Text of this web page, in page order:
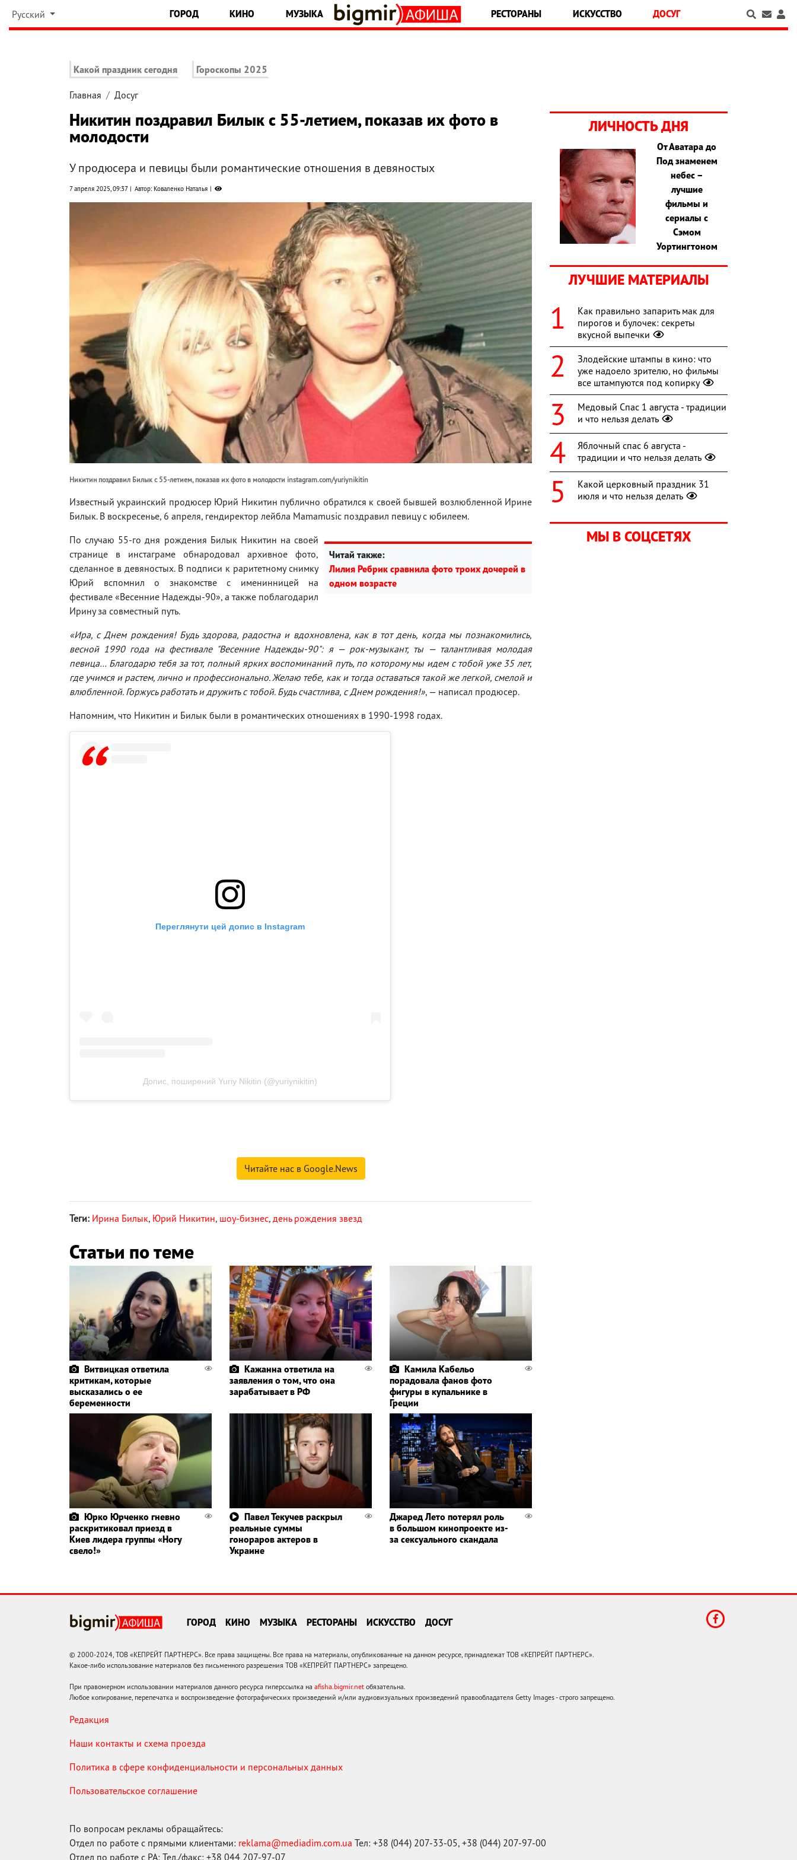
Русский ГОРОД КИНО МУЗЫКА РЕСТОРАНЫ ИСКУССТВО ДОСУГ
Какой праздник сегодня Гороскопы 2025
Главная Досуг
Никитин поздравил Билык с 55-летием, показав их фото в
молодости
У продюсера и певицы были романтические отношения в девяностых
7 апреля 2025, 09:37 Автор: Коваленко Наталья
Никитин поздравил Билык с 55-летием, показав их фото в молодости instagram.com/yuriynikitin
Известный украинский продюсер Юрий Никитин публично обратился к своей бывшей возлюбленной Ирине
Билык. В воскресенье, 6 апреля, гендиректор лейбла Mamamusic поздравил певицу с юбилеем.
Читай также:
Лилия Ребрик сравнила фото троих дочерей в
одном возрасте
По случаю 55-го дня рождения Билык Никитин на своей
странице в инстаграме обнародовал архивное фото,
сделанное в девяностых. В подписи к раритетному снимку
Юрий вспомнил о знакомстве с именинницей на
фестивале «Весенние Надежды-90», а также поблагодарил
Ирину за совместный путь.
«Ира, с Днем рождения! Будь здорова, радостна и вдохновлена, как в тот день, когда мы познакомились,
весной 1990 года на фестивале "Весенние Надежды-90": я — рок-музыкант, ты — талантливая молодая
певица… Благодарю тебя за тот, полный ярких воспоминаний путь, по которому мы идем с тобой уже 35 лет,
где учимся и растем, лично и профессионально. Желаю тебе, как и тогда оставаться такой же легкой, смелой и
влюбленной. Горжусь работать и дружить с тобой. Будь счастлива, с Днем рождения!», — написал продюсер.
Напомним, что Никитин и Билык были в романтических отношениях в 1990-1998 годах.
Переглянути цей допис в Instagram
Допис, поширений Yuriy Nikitin (@yuriynikitin)
Читайте нас в Google.News
Теги: Ирина Билык, Юрий Никитин, шоу-бизнес, день рождения звезд
Статьи по теме
Витвицкая ответила
критикам, которые
высказались о ее
беременности
Кажанна ответила на
заявления о том, что она
зарабатывает в РФ
Камила Кабельо
порадовала фанов фото
фигуры в купальнике в
Греции
Юрко Юрченко гневно
раскритиковал приезд в
Киев лидера группы «Ногу
свело!»
Павел Текучев раскрыл
реальные суммы
гонораров актеров в
Украине
Джаред Лето потерял роль
в большом кинопроекте из-
за сексуального скандала
ЛИЧНОСТЬ ДНЯ
От Аватара до
Под знаменем
небес –
лучшие
фильмы и
сериалы с
Сэмом
Уортингтоном
ЛУЧШИЕ МАТЕРИАЛЫ
Как правильно запарить мак для
пирогов и булочек: секреты
вкусной выпечки
Злодейские штампы в кино: что
уже надоело зрителю, но фильмы
все штампуются под копирку
Медовый Спас 1 августа - традиции
и что нельзя делать
Яблочный спас 6 августа -
традиции и что нельзя делать
Какой церковный праздник 31
июля и что нельзя делать
МЫ В СОЦСЕТЯХ
ГОРОД КИНО МУЗЫКА РЕСТОРАНЫ ИСКУССТВО ДОСУГ
© 2000-2024, ТОВ «КЕПРЕЙТ ПАРТНЕРС». Все права защищены. Все права на материалы, опубликованные на данном ресурсе, принадлежат ТОВ «КЕПРЕЙТ ПАРТНЕРС».
Какое-либо использование материалов без письменного разрешения ТОВ «КЕПРЕЙТ ПАРТНЕРС» запрещено.
При правомерном использовании материалов данного ресурса гиперссылка на afisha.bigmir.net обязательна.
Любое копирование, перепечатка и воспроизведение фотографических произведений и/или аудиовизуальных произведений правообладателя Getty Images - строго запрещено.
Редакция
Наши контакты и схема проезда
Политика в сфере конфиденциальности и персональных данных
Пользовательское соглашение
По вопросам рекламы обращайтесь:
Отдел по работе с прямыми клиентами: reklama@mediadim.com.ua Тел: +38 (044) 207-33-05, +38 (044) 207-97-00
Отдел по работе с РА: Тел./факс: +38 044 207-97-07